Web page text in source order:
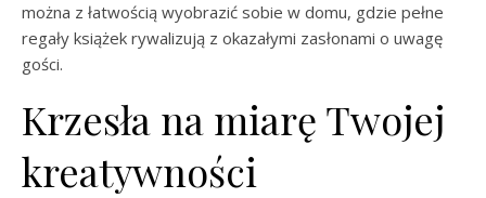
można z łatwością wyobrazić sobie w domu, gdzie pełne
regały książek rywalizują z okazałymi zasłonami o uwagę
gości.
Krzesła na miarę Twojej
kreatywności